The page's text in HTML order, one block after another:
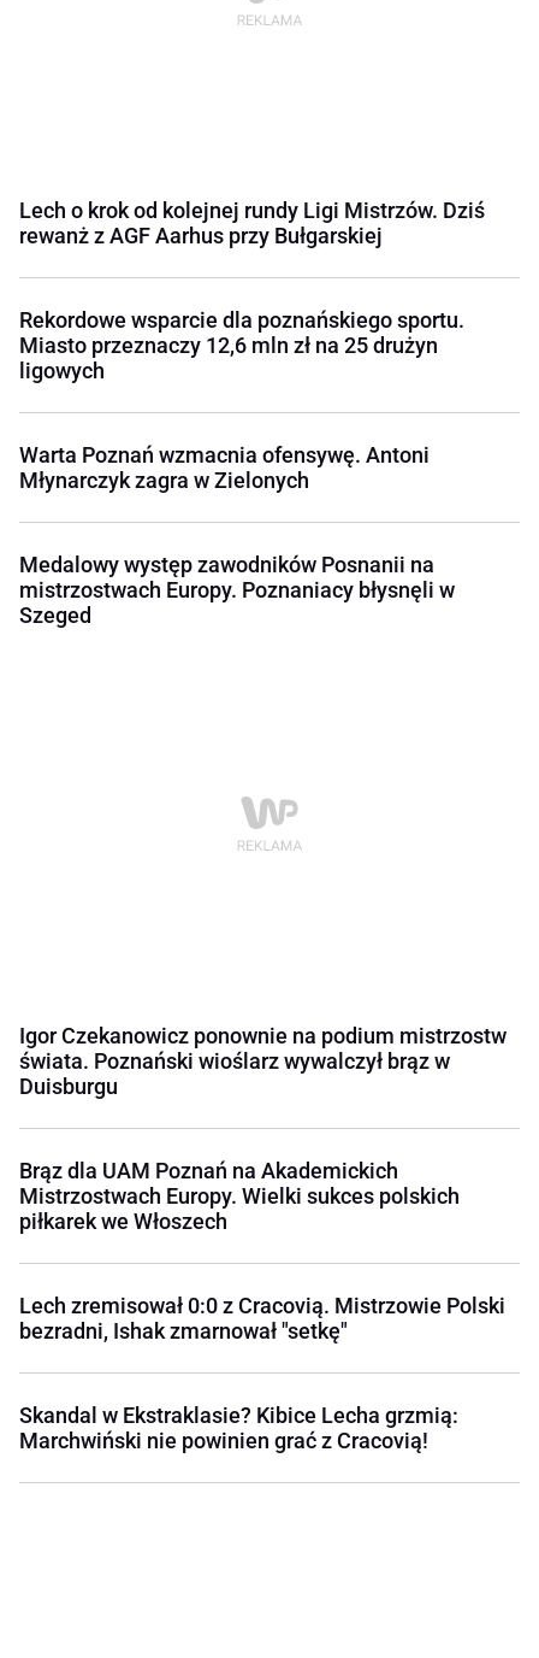
Lech o krok od kolejnej rundy Ligi Mistrzów. Dziś
rewanż z AGF Aarhus przy Bułgarskiej
Rekordowe wsparcie dla poznańskiego sportu.
Miasto przeznaczy 12,6 mln zł na 25 drużyn
ligowych
Warta Poznań wzmacnia ofensywę. Antoni
Młynarczyk zagra w Zielonych
Medalowy występ zawodników Posnanii na
mistrzostwach Europy. Poznaniacy błysnęli w
Szeged
Igor Czekanowicz ponownie na podium mistrzostw
świata. Poznański wioślarz wywalczył brąz w
Duisburgu
Brąz dla UAM Poznań na Akademickich
Mistrzostwach Europy. Wielki sukces polskich
piłkarek we Włoszech
Lech zremisował 0:0 z Cracovią. Mistrzowie Polski
bezradni, Ishak zmarnował "setkę"
Skandal w Ekstraklasie? Kibice Lecha grzmią:
Marchwiński nie powinien grać z Cracovią!